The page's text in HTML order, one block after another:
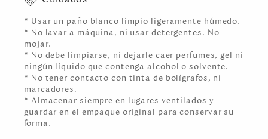
* Usar un paño blanco limpio ligeramente húmedo.
* No lavar a máquina, ni usar detergentes. No
mojar.
* No debe limpiarse, ni dejarle caer perfumes, gel ni
ningún líquido que contenga alcohol o solvente.
* No tener contacto con tinta de bolígrafos, ni
marcadores.
* Almacenar siempre en lugares ventilados y
guardar en el empaque original para conservar su
forma.